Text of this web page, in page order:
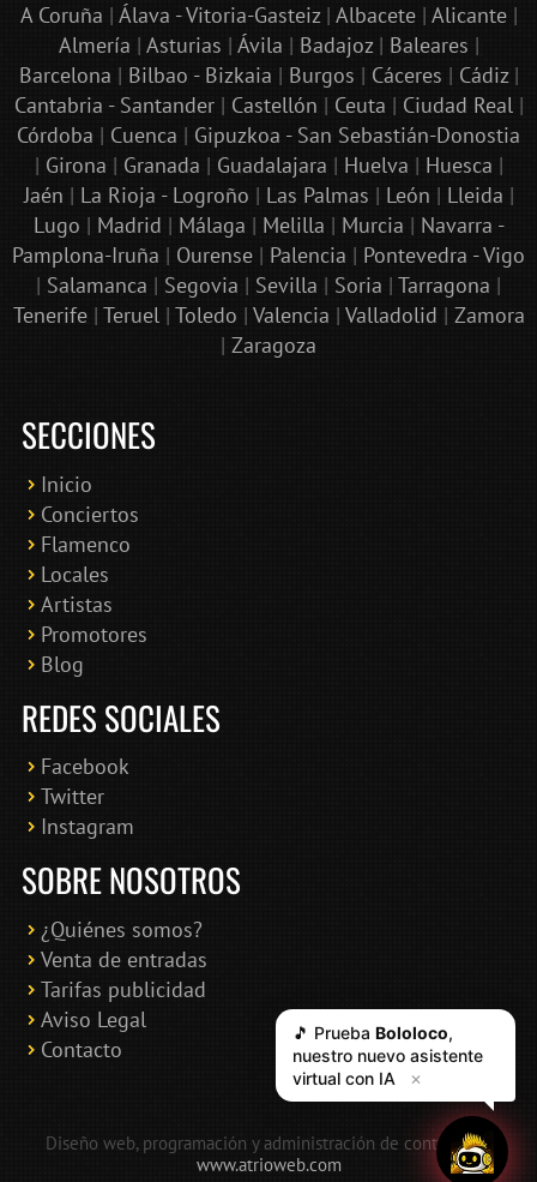
A Coruña | Álava - Vitoria-Gasteiz| Albacete| Alicante|
Almería | Asturias | Ávila | Badajoz| Baleares |
Barcelona | Bilbao - Bizkaia | Burgos | Cáceres | Cádiz|
Cantabria - Santander| Castellón | Ceuta | Ciudad Real|
Córdoba | Cuenca | Gipuzkoa - San Sebastián-Donostia
| Girona | Granada | Guadalajara | Huelva | Huesca |
Jaén | La Rioja - Logroño | Las Palmas | León | Lleida |
Lugo | Madrid | Málaga | Melilla | Murcia | Navarra -
Pamplona-Iruña | Ourense | Palencia | Pontevedra - Vigo
| Salamanca | Segovia | Sevilla | Soria | Tarragona |
Tenerife| Teruel| Toledo | Valencia | Valladolid | Zamora
| Zaragoza
SECCIONES
Inicio
Conciertos
Flamenco
Locales
Artistas
Promotores
Blog
REDES SOCIALES
Facebook
Twitter
Instagram
SOBRE NOSOTROS
¿Quiénes somos?
Venta de entradas
Tarifas publicidad
Aviso Legal
Contacto
Diseño web, programación y administración de contenidos:
www.atrioweb.com
🎵 Prueba Bololoco,
nuestro nuevo asistente
virtual con IA
✕